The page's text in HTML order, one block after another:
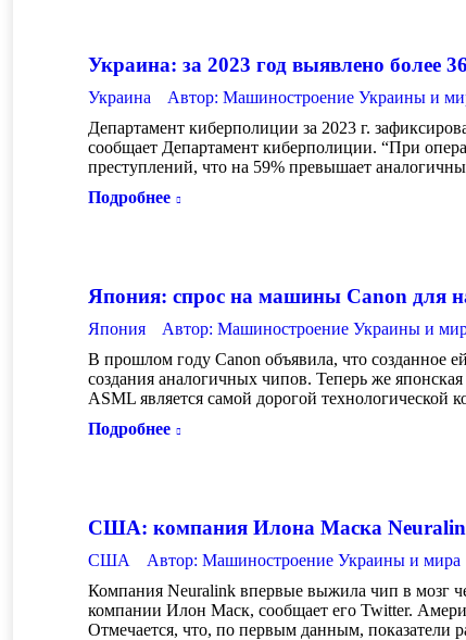
Украина: за 2023 год выявлено более
Украина Автор: Машиностроение Украины и
Департамент киберполиции за 2023 г.
сообщает Департамент киберполиции. “При
преступлений, что на 59% превышает
Подробнее
Япония: спрос на машины Canon для
Япония Автор: Машиностроение Украины и
В прошлом году Canon объявила, что созданное
создания аналогичных чипов. Теперь же
ASML является самой дорогой
Подробнее
США: компания Илона Маска
США Автор: Машиностроение Украины и мира
Компания Neuralink впервые выжила чип в мозг
компании Илон Маск, сообщает его Twitter.
Отмечается, что, по первым данным, показатели